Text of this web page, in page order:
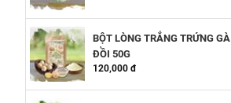
BỘT LÒNG TRẮNG TRỨNG GÀ
ĐỒI 50G
120,000 đ